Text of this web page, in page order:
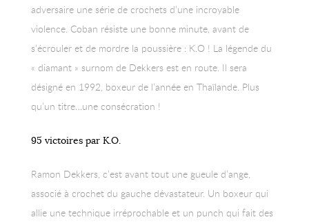
adversaire une série de crochets d’une incroyable
violence. Coban résiste une bonne minute, avant de
s’écrouler et de mordre la poussière : K.O ! La légende du
« diamant » surnom de Dekkers est en route. Il sera
désigné en 1992, boxeur de l’année en Thaïlande. Plus
qu’un titre…une consécration !
95 victoires par K.O.
Ramon Dekkers, c’est avant tout une gueule d’ange,
associé à crochet du gauche dévastateur. Un boxeur qui
allie une technique irréprochable et un punch qui fait des